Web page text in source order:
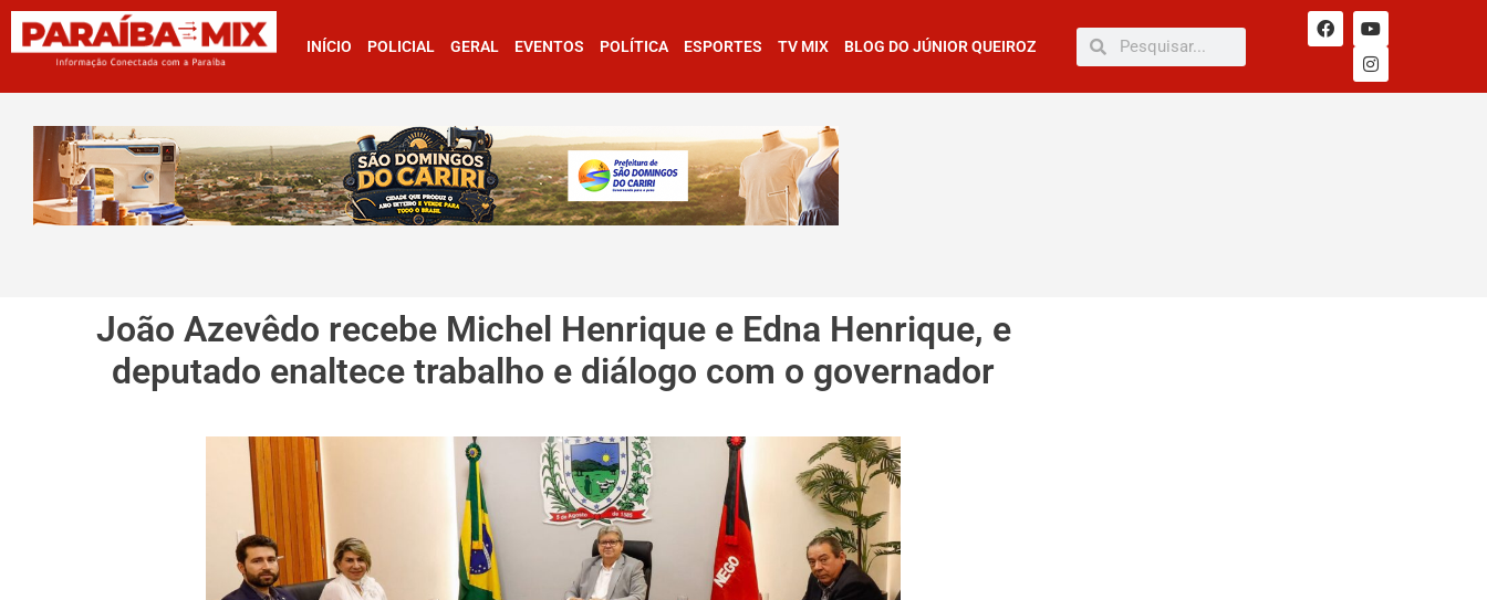
INÍCIO POLICIAL GERAL EVENTOS POLÍTICA ESPORTES TV MIX BLOG DO JÚNIOR QUEIROZ
João Azevêdo recebe Michel Henrique e Edna Henrique, e
deputado enaltece trabalho e diálogo com o governador